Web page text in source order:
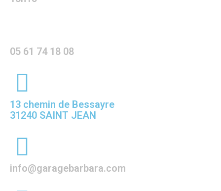
05 61 74 18 08
13 chemin de Bessayre
31240 SAINT JEAN
info@garagebarbara.com